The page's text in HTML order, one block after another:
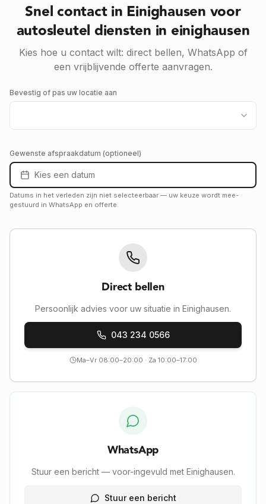
Snel contact in Einighausen voor
autosleutel diensten in einighausen
Kies hoe u contact wilt: direct bellen, WhatsApp of
een vrijblijvende offerte aanvragen.
Bevestig of pas uw locatie aan
Gewenste afspraakdatum (optioneel)
Kies een datum
Datums in het verleden zijn niet selecteerbaar — uw keuze wordt mee­
gestuurd in WhatsApp en offerte.
Direct bellen
Persoonlijk advies voor uw situatie in Einighausen.
043 234 0566
Ma–Vr 08:00–20:00 · Za 10:00–17:00
WhatsApp
Stuur een bericht — voor-ingevuld met Einighausen.
Stuur een bericht